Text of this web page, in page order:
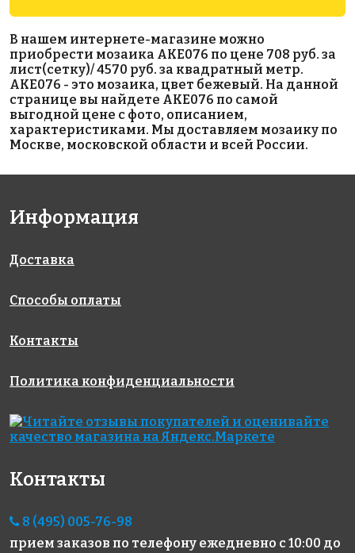
AKE016
Испания
313x495
AKE095
Испания
313x495
AKE112
Испания
313x495
6962 руб./м²
313x495
4900 руб./м²
AKE099
Испания
313x495
AKE195
Испания
340x340
AKE109
Испания
313x495
В нашем интернете-магазине можно
приобрести мозаика AKE076 по цене 708 руб. за
лист(сетку)/ 4570 руб. за квадратный метр.
AKE076 - это мозаика, цвет бежевый. На данной
странице вы найдете AKE076 по самой
выгодной цене с фото, описанием,
характеристиками. Мы доставляем мозаику по
Москве, московской области и всей России.
Информация
Доставка
Способы оплаты
Контакты
Политика конфиденциальности
Контакты
8 (495) 005-76-98
прием заказов по телефону ежедневно с 10:00 до